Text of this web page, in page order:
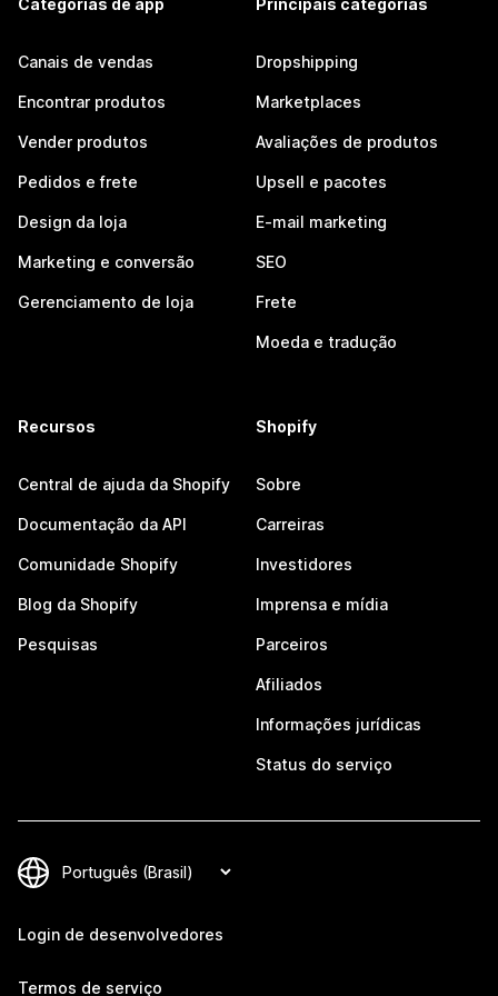
Categorias de app
Canais de vendas
Encontrar produtos
Vender produtos
Pedidos e frete
Design da loja
Marketing e conversão
Gerenciamento de loja
Principais categorias
Dropshipping
Marketplaces
Avaliações de produtos
Upsell e pacotes
E-mail marketing
SEO
Frete
Moeda e tradução
Recursos
Central de ajuda da Shopify
Documentação da API
Comunidade Shopify
Blog da Shopify
Pesquisas
Shopify
Sobre
Carreiras
Investidores
Imprensa e mídia
Parceiros
Afiliados
Informações jurídicas
Status do serviço
Login de desenvolvedores
Termos de serviço